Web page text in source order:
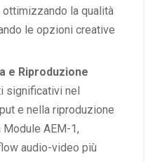
la qualità
le opzioni creative
e Riproduzione
significativi nel
e nella riproduzione
Module AEM-1,
audio-video più